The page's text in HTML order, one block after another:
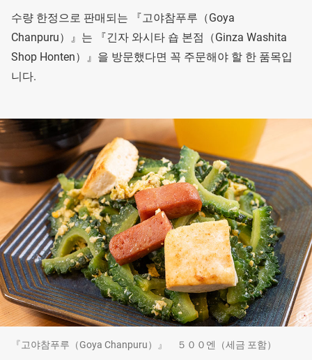
수량 한정으로 판매되는 『고야참푸루（Goya
Chanpuru）』는 『긴자 와시타 숍 본점（Ginza Washita
Shop Honten）』을 방문했다면 꼭 주문해야 할 한 품목입
니다.
『고야참푸루（Goya Chanpuru）』 ５００엔（세금 포함）